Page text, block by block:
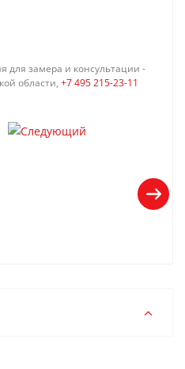
для замера и консультации -
области, +7 495 215-23-11